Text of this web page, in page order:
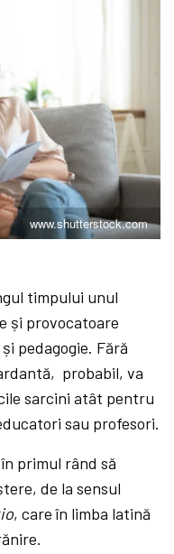
www.shutterstock.com
timpului unul
și provocatoare
pedagogie. Fără
probabil, va
sarcini atât pentru
sau profesori.
primul rând să
de la sensul
, care în limba latină